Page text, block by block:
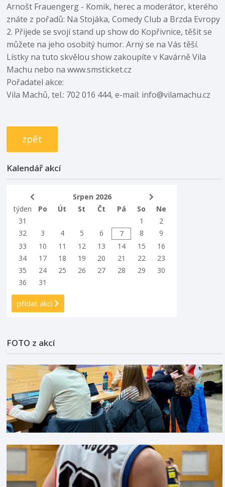
Arnošt Frauengerg - Komik, herec a moderátor, kterého
znáte z pořadů: Na Stojáka, Comedy Club a Brzda Evropy
2. Přijede se svojí stand up show do Kopřivnice, těšit se
můžete na jeho osobitý humor. Arný se na Vás těší.
Lístky na tuto skvělou show zakoupíte v Kavárně Vila
Machu nebo na www.smsticket.cz
Pořadatel akce:
Vila Machů, tel.: 702 016 444, e-mail: info@vilamachu.cz
zpět
Kalendář akcí
Srpen 2026
týden
Po Út St Čt Pá So
Ne
31
1
2
32
3 4 5 6 7 8
9
33
10 11 12 13 14 15
16
34
17 18 19 20 21 22
23
35
24 25 26 27 28 29
30
36
31
přidat akci
FOTO z akcí